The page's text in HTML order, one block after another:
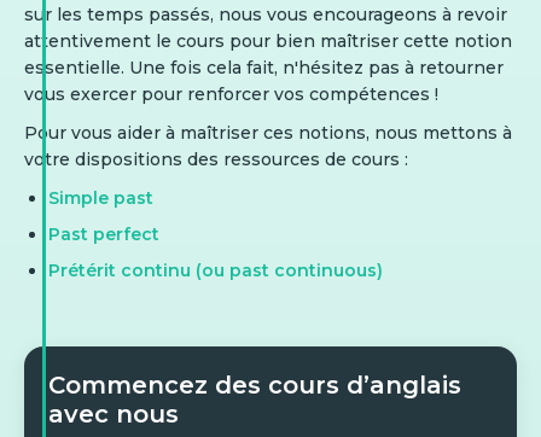
sur les temps passés, nous vous encourageons à revoir
attentivement le cours pour bien maîtriser cette notion
essentielle. Une fois cela fait, n'hésitez pas à retourner
vous exercer pour renforcer vos compétences !
Pour vous aider à maîtriser ces notions, nous mettons à
votre dispositions des ressources de cours :
Simple past
Past perfect
Prétérit continu (ou past continuous)
Commencez des cours d’anglais
avec nous